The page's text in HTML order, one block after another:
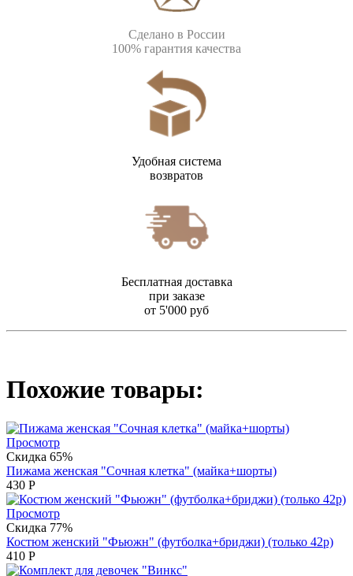
Сделано в России
100% гарантия качества
Удобная система
возвратов
Бесплатная доставка
при заказе
от 5'000 руб
Похожие товары:
Просмотр
Скидка 65%
Пижама женская "Сочная клетка" (майка+шорты)
430 Р
Просмотр
Скидка 77%
Костюм женский "Фьюжн" (футболка+бриджи) (только 42р)
410 Р